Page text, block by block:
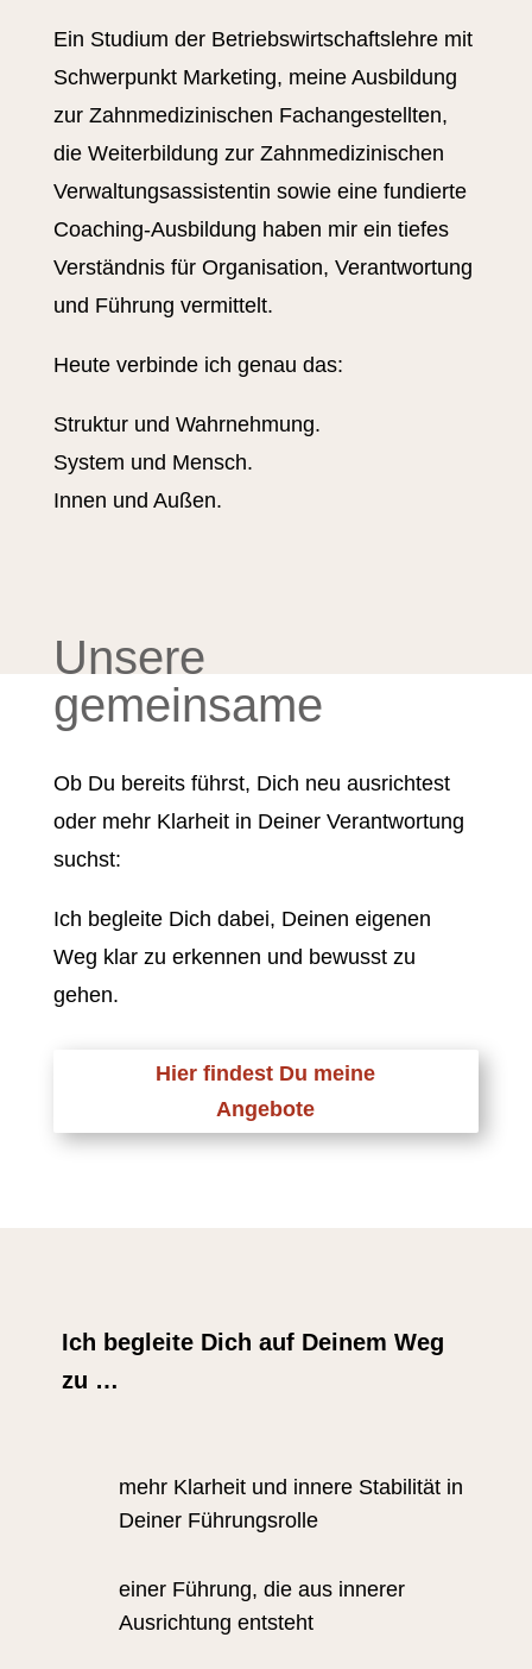
Ein Studium der Betriebswirtschaftslehre mit
Schwerpunkt Marketing, meine Ausbildung
zur Zahnmedizinischen Fachangestellten,
die Weiterbildung zur Zahnmedizinischen
Verwaltungsassistentin sowie eine fundierte
Coaching-Ausbildung haben mir ein tiefes
Verständnis für Organisation, Verantwortung
und Führung vermittelt.
Heute verbinde ich genau das:
Struktur und Wahrnehmung.
System und Mensch.
Innen und Außen.
Unsere
gemeinsame
Ob Du bereits führst, Dich neu ausrichtest
oder mehr Klarheit in Deiner Verantwortung
suchst:
Ich begleite Dich dabei, Deinen eigenen
Weg klar zu erkennen und bewusst zu
gehen.
Hier findest Du meine
Angebote
Ich begleite Dich auf Deinem Weg
zu …
mehr Klarheit und innere Stabilität in
Deiner Führungsrolle
einer Führung, die aus innerer
Ausrichtung entsteht